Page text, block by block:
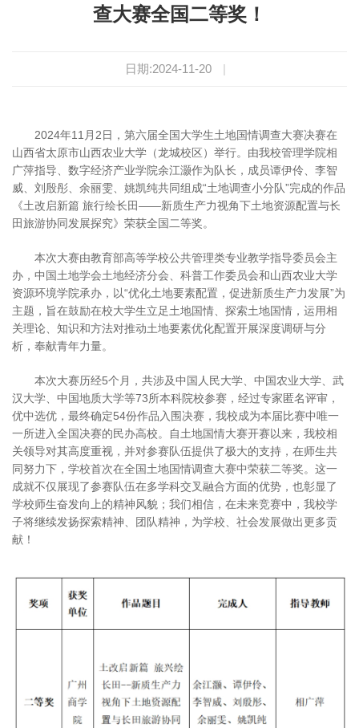
查大赛全国二等奖！
日期:2024-11-20 |
2024年11月2日，第六届全国大学生土地国情调查大赛决赛在
山西省太原市山西农业大学（龙城校区）举行。由我校管理学院相
广萍指导、数字经济产业学院余江灏作为队长，成员谭伊伶、李智
威、刘殷彤、余丽雯、姚凯纯共同组成“土地调查小分队”完成的作品
《土改启新篇 旅行绘长田——新质生产力视角下土地资源配置与长
田旅游协同发展探究》荣获全国二等奖。
本次大赛由教育部高等学校公共管理类专业教学指导委员会主
办，中国土地学会土地经济分会、科普工作委员会和山西农业大学
资源环境学院承办，以“优化土地要素配置，促进新质生产力发展”为
主题，旨在鼓励在校大学生立足土地国情、探索土地国情，运用相
关理论、知识和方法对推动土地要素优化配置开展深度调研与分
析，奉献青年力量。
本次大赛历经5个月，共涉及中国人民大学、中国农业大学、武
汉大学、中国地质大学等73所本科院校参赛，经过专家匿名评审，
优中选优，最终确定54份作品入围决赛，我校成为本届比赛中唯一
一所进入全国决赛的民办高校。自土地国情大赛开赛以来，我校相
关领导对其高度重视，并对参赛队伍提供了极大的支持，在师生共
同努力下，学校首次在全国土地国情调查大赛中荣获二等奖。这一
成就不仅展现了参赛队伍在多学科交叉融合方面的优势，也彰显了
学校师生奋发向上的精神风貌；我们相信，在未来竞赛中，我校学
子将继续发扬探索精神、团队精神，为学校、社会发展做出更多贡
献！